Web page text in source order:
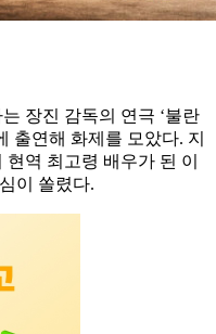
장진 감독의 연극 ‘불란
출연해 화제를 모았다. 지
역 최고령 배우가 된 이
이 쏠렸다.